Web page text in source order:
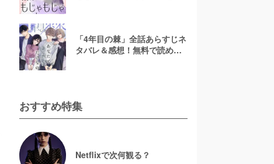
「4年目の棘」全話あらすじネ
タバレ＆感想！無料で読め
おすすめ特集
Netflixで次何観る？